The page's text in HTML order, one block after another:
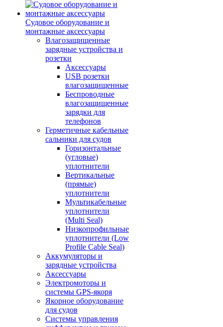
Судовое оборудование и
монтажные аксессуары
Влагозащищенные
зарядные устройства и
розетки
Аксессуары
USB розетки
влагозащищенные
Беспроводные
влагозащищенные
зарядки для
телефонов
Герметичные кабельные
сальники для судов
Горизонтальные
(угловые)
уплотнители
Вертикальные
(прямые)
уплотнители
Мультикабельные
уплотнители
(Multi Seal)
Низкопрофильные
уплотнители (Low
Profile Cable Seal)
Аккумуляторы и
зарядные устройства
Аксессуары
Электромоторы и
системы GPS-якоря
Якорное оборудование
для судов
Системы управления